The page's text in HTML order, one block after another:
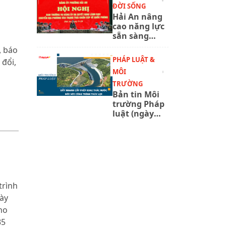
báo
năm 2027
ĐỜI SỐNG
Hải An nâng
cao năng lực
sẵn sàng
qua tổng
duyệt diễn
tập phòng
thủ
PHÁP LUẬT &
MÔI
TRƯỜNG
Bản tin Môi
trường Pháp
luật (ngày